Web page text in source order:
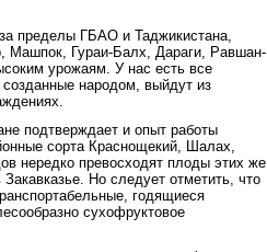
пределы ГБАО и Таджикистана,
Машпок, Гураи-Балх, Дараги, Равшан-
урожаям. У нас есть все
народом, выйдут из
подтверждает и опыт работы
сорта Краснощекий, Шалах,
нередко превосходят плоды этих же
Но следует отметить, что
годящиеся
сухофруктовое